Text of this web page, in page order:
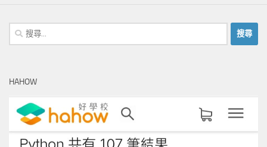
搜
尋
字:
HAHOW